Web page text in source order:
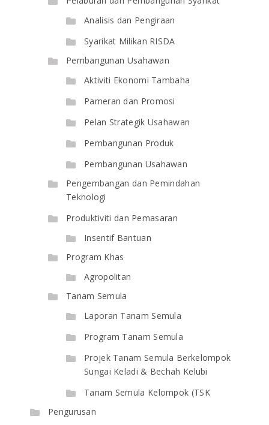
Analisis dan Pengiraan
Syarikat Milikan RISDA
Pembangunan Usahawan
Aktiviti Ekonomi Tambaha
Pameran dan Promosi
Pelan Strategik Usahawan
Pembangunan Produk
Pembangunan Usahawan
Pengembangan dan Pemindahan
Teknologi
Produktiviti dan Pemasaran
Insentif Bantuan
Program Khas
Agropolitan
Tanam Semula
Laporan Tanam Semula
Program Tanam Semula
Projek Tanam Semula Berkelompok
Sungai Keladi & Bechah Kelubi
Tanam Semula Kelompok (TSK
Pengurusan